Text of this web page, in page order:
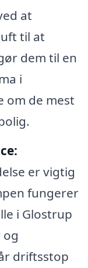
at
til at
dem til en
i
om de mest
er vigtig
fungerer
i Glostrup
og
driftsstop